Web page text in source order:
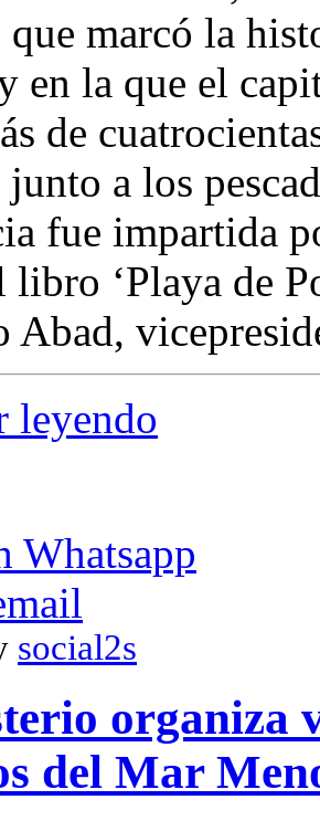
marcó la
en la que el
de
a los
fue impartida
libro ‘Playa de
Abad,
leyendo
Whatsapp
social2s
organiza
del Mar